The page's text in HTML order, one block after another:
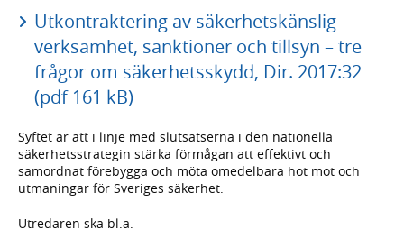
Utkontraktering av säkerhetskänslig
verksamhet, sanktioner och tillsyn – tre
frågor om säkerhetsskydd, Dir. 2017:32
(pdf 161 kB)
Syftet är att i linje med slutsatserna i den nationella
säkerhetsstrategin stärka förmågan att effektivt och
samordnat förebygga och möta omedelbara hot mot och
utmaningar för Sveriges säkerhet.
Utredaren ska bl.a.